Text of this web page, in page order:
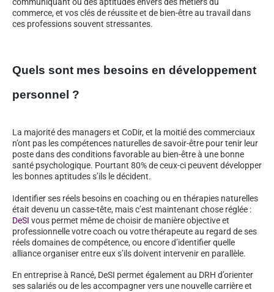
commerce, et vos clés de réussite et de bien-être au travail dans
ces professions souvent stressantes.
Quels sont mes besoins en développement
personnel ?
La majorité des managers et CoDir, et la moitié des commerciaux
n’ont pas les compétences naturelles de savoir-être pour tenir leur
poste dans des conditions favorable au bien-être à une bonne
santé psychologique. Pourtant 80% de ceux-ci peuvent développer
les bonnes aptitudes s’ils le décident.
Identifier ses réels besoins en coaching ou en thérapies naturelles
était devenu un casse-tête, mais c’est maintenant chose réglée :
DeSI vous permet même de choisir de manière objective et
professionnelle votre coach ou votre thérapeute au regard de ses
réels domaines de compétence, ou encore d’identifier quelle
alliance organiser entre eux s’ils doivent intervenir en parallèle.
En entreprise à Rancé, DeSI permet également au DRH d’orienter
ses salariés ou de les accompagner vers une nouvelle carrière et